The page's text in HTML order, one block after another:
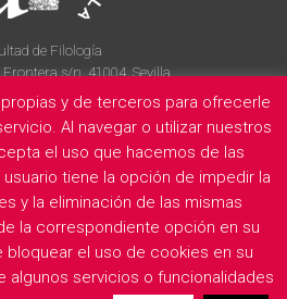
de Filología
s/n, 41004, Sevilla
954 55 14 90
legal Politica de privacidad Cookies
y de terceros para ofrecerle
Al navegar o utilizar nuestros
el uso que hacemos de las
tiene la opción de impedir la
y la eliminación de las mismas
la correspondiente opción en su
bloquear el uso de cookies en su
algunos servicios o funcionalidades